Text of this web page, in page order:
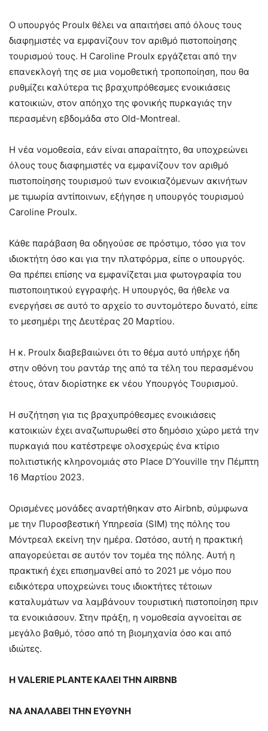
Ο υπουργός Proulx θέλει να απαιτήσει από όλους τους
διαφημιστές να εμφανίζουν τον αριθμό πιστοποίησης
τουρισμού τους. Η Caroline Proulx εργάζεται από την
επανεκλογή της σε μια νομοθετική τροποποίηση, που θα
ρυθμίζει καλύτερα τις βραχυπρόθεσμες ενοικιάσεις
κατοικιών, στον απόηχο της φονικής πυρκαγιάς την
περασμένη εβδομάδα στο Old-Montreal.
Η νέα νομοθεσία, εάν είναι απαραίτητο, θα υποχρεώνει
όλους τους διαφημιστές να εμφανίζουν τον αριθμό
πιστοποίησης τουρισμού των ενοικιαζόμενων ακινήτων
με τιμωρία αντίποινων, εξήγησε η υπουργός τουρισμού
Caroline Proulx.
Κάθε παράβαση θα οδηγούσε σε πρόστιμο, τόσο για τον
ιδιοκτήτη όσο και για την πλατφόρμα, είπε ο υπουργός.
Θα πρέπει επίσης να εμφανίζεται μια φωτογραφία του
πιστοποιητικού εγγραφής. Η υπουργός, θα ήθελε να
ενεργήσει σε αυτό το αρχείο το συντομότερο δυνατό, είπε
το μεσημέρι της Δευτέρας 20 Μαρτίου.
Η κ. Proulx διαβεβαιώνει ότι το θέμα αυτό υπήρχε ήδη
στην οθόνη του ραντάρ της από τα τέλη του περασμένου
έτους, όταν διορίστηκε εκ νέου Υπουργός Τουρισμού.
Η συζήτηση για τις βραχυπρόθεσμες ενοικιάσεις
κατοικιών έχει αναζωπυρωθεί στο δημόσιο χώρο μετά την
πυρκαγιά που κατέστρεψε ολοσχερώς ένα κτίριο
πολιτιστικής κληρονομιάς στο Place D’Youville την Πέμπτη
16 Μαρτίου 2023.
Ορισμένες μονάδες αναρτήθηκαν στο Airbnb, σύμφωνα
με την Πυροσβεστική Υπηρεσία (SIM) της πόλης του
Μόντρεαλ εκείνη την ημέρα. Ωστόσο, αυτή η πρακτική
απαγορεύεται σε αυτόν τον τομέα της πόλης. Αυτή η
πρακτική έχει επισημανθεί από το 2021 με νόμο που
ειδικότερα υποχρεώνει τους ιδιοκτήτες τέτοιων
καταλυμάτων να λαμβάνουν τουριστική πιστοποίηση πριν
τα ενοικιάσουν. Στην πράξη, η νομοθεσία αγνοείται σε
μεγάλο βαθμό, τόσο από τη βιομηχανία όσο και από
ιδιώτες.
Η VALERIE PLANTE ΚΑΛΕΙ ΤΗΝ AIRBNB
ΝΑ ΑΝΑΛΑΒΕΙ ΤΗΝ ΕΥΘΥΝΗ